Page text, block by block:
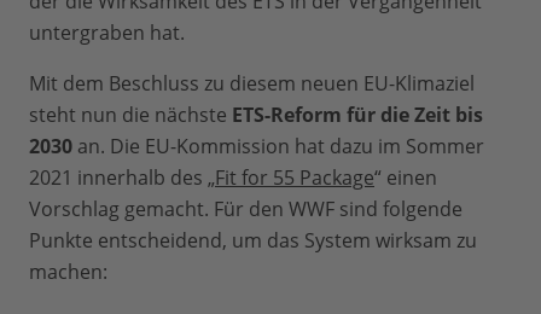
untergraben hat.
Mit dem Beschluss zu diesem neuen EU-Klimaziel
steht nun die nächste ETS-Reform für die Zeit bis
2030 an. Die EU-Kommission hat dazu im Sommer
2021 innerhalb des „Fit for 55 Package“ einen
Vorschlag gemacht. Für den WWF sind folgende
Punkte entscheidend, um das System wirksam zu
machen: